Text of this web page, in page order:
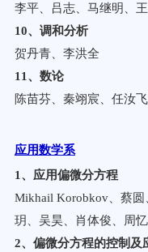
李平、吕志、马继明、
10、调和分析
贺丹青、李洪全
11、数论
陈苗芬、秦翊宸、任汝飞
应用数学系
1 、应用偏微分方程
Mikhail Korobkov、 蔡圆
玥、吴昊、肖体俊、周忆
2、偏微分方程的控制及